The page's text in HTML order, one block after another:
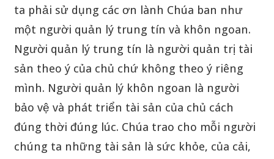
ta phải sử dụng các ơn lành Chúa ban như
một người quản lý trung tín và khôn ngoan.
Người quản lý trung tín là người quản trị tài
sản theo ý của chủ chứ không theo ý riêng
mình. Người quản lý khôn ngoan là người
bảo vệ và phát triển tài sản của chủ cách
đúng thời đúng lúc. Chúa trao cho mỗi người
chúng ta những tài sản là sức khỏe, của cải,